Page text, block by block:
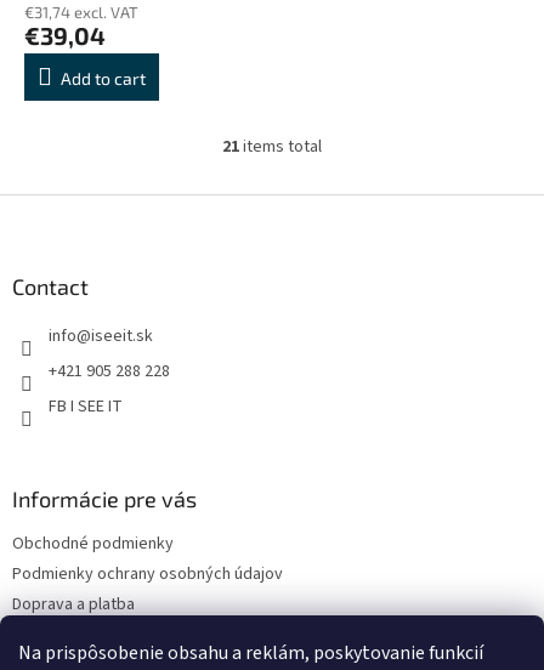
Na prispôsobenie obsahu a reklám, poskytovanie funkcií
€31,74 excl. VAT
€39,04
Add to cart
L
s
21items total
Contact
info@iseeit.sk
+421 905 288 228
FB I SEE IT
Informácie pre vás
Obchodné podmienky
Podmienky ochrany osobných údajov
Doprava a platba
Kontakty